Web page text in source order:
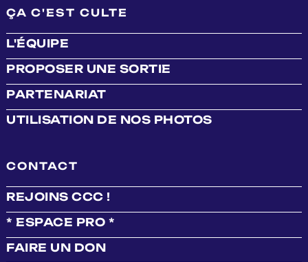
ÇA C'EST CULTE
L'ÉQUIPE
PROPOSER UNE SORTIE
PARTENARIAT
UTILISATION DE NOS PHOTOS
CONTACT
REJOINS CCC !
* ESPACE PRO *
FAIRE UN DON